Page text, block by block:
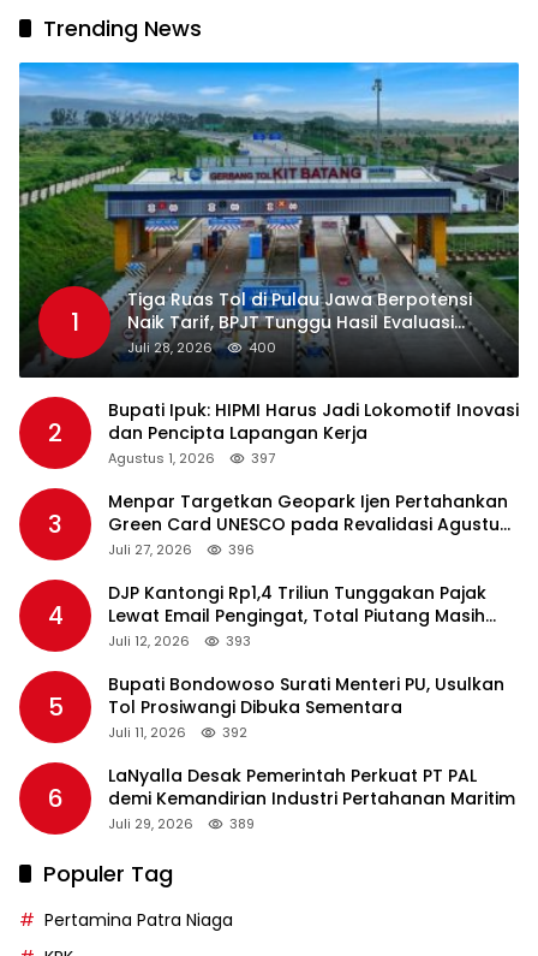
Trending News
1
Tiga Ruas Tol di Pulau Jawa Berpotensi
Naik Tarif, BPJT Tunggu Hasil Evaluasi
Standar Pelayanan
Juli 28, 2026 400
2
Bupati Ipuk: HIPMI Harus Jadi Lokomotif Inovasi
dan Pencipta Lapangan Kerja
Agustus 1, 2026 397
3
Menpar Targetkan Geopark Ijen Pertahankan
Green Card UNESCO pada Revalidasi Agustus
2026
Juli 27, 2026 396
4
DJP Kantongi Rp1,4 Triliun Tunggakan Pajak
Lewat Email Pengingat, Total Piutang Masih
Rp36 Triliun
Juli 12, 2026 393
5
Bupati Bondowoso Surati Menteri PU, Usulkan
Tol Prosiwangi Dibuka Sementara
Juli 11, 2026 392
6
LaNyalla Desak Pemerintah Perkuat PT PAL
demi Kemandirian Industri Pertahanan Maritim
Juli 29, 2026 389
Populer Tag
Pertamina Patra Niaga